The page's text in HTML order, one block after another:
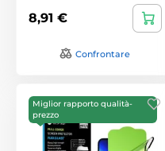
8,91 €
Confrontare
Miglior rapporto qualità-
prezzo